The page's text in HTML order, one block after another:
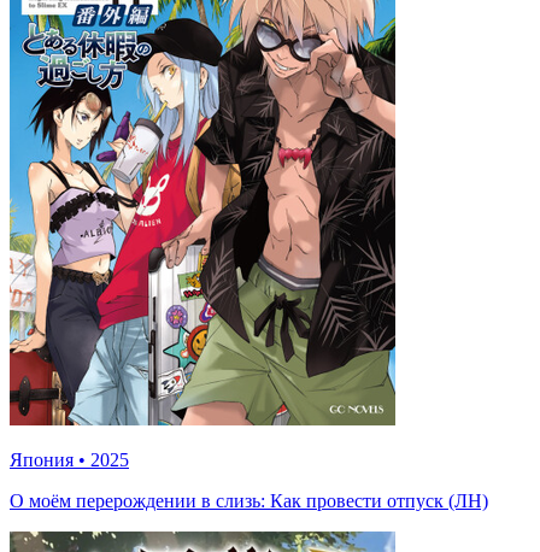
Япония • 2025
О моём перерождении в слизь: Как провести отпуск (ЛН)